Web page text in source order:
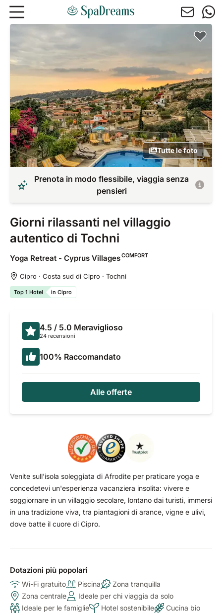
Andare al contenuto principale
Tutte le foto
Prenota in modo flessibile, viaggia senza
pensieri
Giorni rilassanti nel villaggio
autentico di Tochni
Yoga Retreat - Cyprus VillagesCOMFORT
Cipro · Costa sud di Cipro · Tochni
Top 1 Hotel in Cipro
4.5 / 5.0 Meraviglioso
24 recensioni
100% Raccomandato
Alle offerte
Venite sull'isola soleggiata di Afrodite per praticare yoga e
concedetevi un'esperienza vacanziera insolita: vivere e
soggiornare in un villaggio secolare, lontano dai turisti, immersi
in una tradizione viva, tra piantagioni di arance, vigne e ulivi,
dove batte il cuore di Cipro.
Dotazioni più popolari
Wi-Fi gratuito Piscina
Zona tranquilla
Zona centrale
Ideale per chi viaggia da solo
Ideale per le famiglie
Hotel sostenibile
Cucina bio